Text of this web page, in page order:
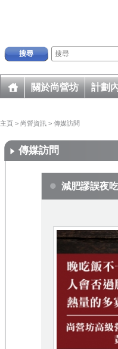
搜尋
關於尚營坊 計劃
主頁 > 尚營資訊 > 傳媒訪問
傳媒訪問
減肥謬誤夜